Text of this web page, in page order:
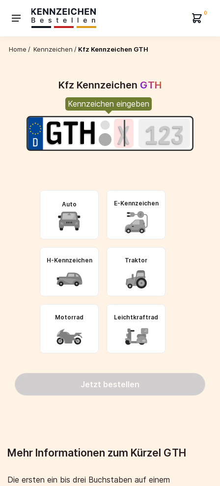
0
Home / Kennzeichen / Kfz Kennzeichen GTH
Kfz Kennzeichen GTH
Kennzeichen eingeben
Auto E-Kennzeichen
H-Kennzeichen Traktor
Motorrad Leichtkraftrad
Jetzt bestellen
Mehr Informationen zum Kürzel GTH
Die ersten ein bis drei Buchstaben auf einem